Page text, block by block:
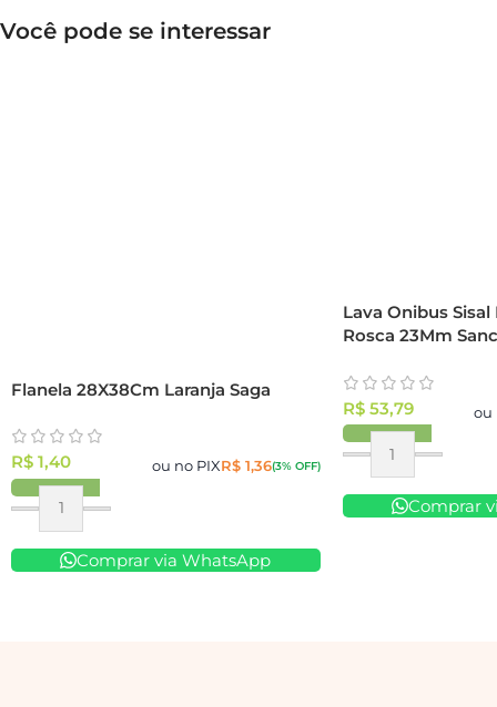
Você pode se interessar
Flanela 28X38Cm Laranja Saga
R$ 1,40 ou no PIXR$1,36(3% OFF)
Comprar via WhatsApp
Lava Onibus Sisal
Rosca 23Mm
R$53,79 ou
Comprar